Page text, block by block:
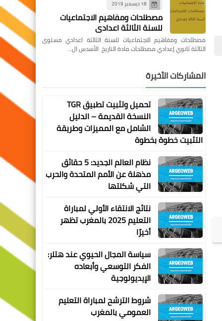
18 ديسمبر 2019
مصطلحات ومفاهيم الاجتماعيات
للسنة الثالثة اعدادي
مصطلحات ومفاهيم الاجتماعيات للسنة الثالثة اعدادي مستوى
الثالثة ثانوي إعدادي مصطلحات مادة التاريخ الأسدس ال…
المشاركات الأخيرة
تحميل وتثبيت تطبيق TGR
النسخة القديمة – الدليل
الشامل مع المميزات وطريقة
التثبيت خطوة بخطوة
نظام العالم الجديد: 5 حقائق
مذهلة عن الأمم المتحدة والحرب
التي شكلتها
نتائج الانتقاء الأولي لمباراة
التعليم 2025 بالمغرب تظهر
أخيرًا
سياسة المجال الحيوي عند هتلر:
الفكر التوسعي وأبعاده
الإيديولوجية
شروط الترشح لمباراة التعليم
العمومي بالمغرب